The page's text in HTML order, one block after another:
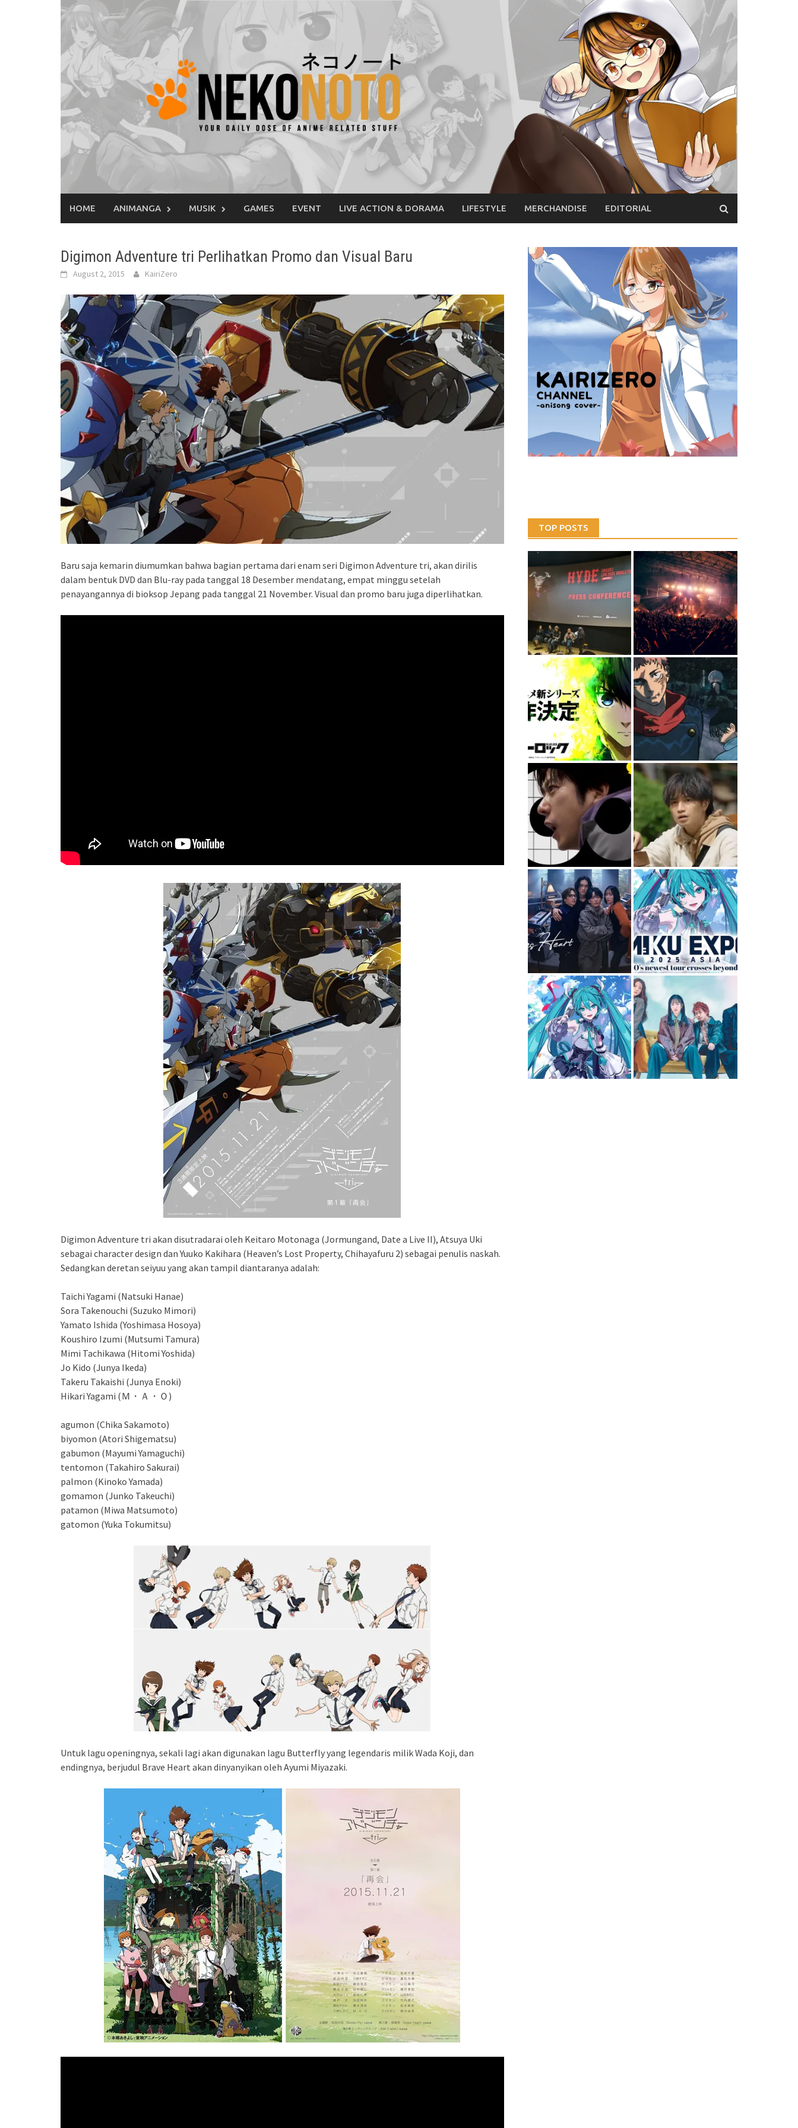
HOME ANIMANGA MUSIK GAMES EVENT LIVE ACTION & DORAMA LIFESTYLE MERCHANDISE EDITORIAL
Digimon Adventure tri Perlihatkan Promo dan Visual Baru
August 2, 2015 KairiZero
Baru saja kemarin diumumkan bahwa bagian pertama dari enam seri Digimon Adventure tri, akan dirilis
dalam bentuk DVD dan Blu-ray pada tanggal 18 Desember mendatang, empat minggu setelah
penayangannya di bioksop Jepang pada tanggal 21 November. Visual dan promo baru juga diperlihatkan.
Digimon Adventure tri akan disutradarai oleh Keitaro Motonaga (Jormungand, Date a Live II), Atsuya Uki
sebagai character design dan Yuuko Kakihara (Heaven’s Lost Property, Chihayafuru 2) sebagai penulis naskah.
Sedangkan deretan seiyuu yang akan tampil diantaranya adalah:
Taichi Yagami (Natsuki Hanae)
Sora Takenouchi (Suzuko Mimori)
Yamato Ishida (Yoshimasa Hosoya)
Koushiro Izumi (Mutsumi Tamura)
Mimi Tachikawa (Hitomi Yoshida)
Jo Kido (Junya Ikeda)
Takeru Takaishi (Junya Enoki)
Hikari Yagami (Ｍ・Ａ・Ｏ)
agumon (Chika Sakamoto)
biyomon (Atori Shigematsu)
gabumon (Mayumi Yamaguchi)
tentomon (Takahiro Sakurai)
palmon (Kinoko Yamada)
gomamon (Junko Takeuchi)
patamon (Miwa Matsumoto)
gatomon (Yuka Tokumitsu)
Untuk lagu openingnya, sekali lagi akan digunakan lagu Butterfly yang legendaris milik Wada Koji, dan
endingnya, berjudul Brave Heart akan dinyanyikan oleh Ayumi Miyazaki.
TOP POSTS